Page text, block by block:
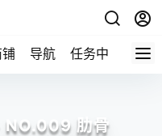
铺 导航 任务中心 帮助
NO.009 肋骨